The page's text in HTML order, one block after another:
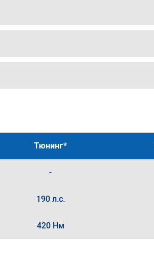
Тюнинг*
-
190 л.с.
420 Нм